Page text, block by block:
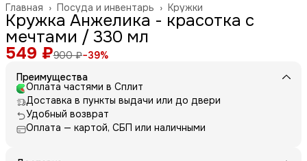
Кружки
Посуда и инвентарь ›
Главная ›
Кружка Анжелика - красотка с
мечтами / 330 мл
549 ₽900 ₽−39%
Преимущества
Оплата частями в Сплит
Доставка в пункты выдачи или до двери
Удобный возврат
Оплата — картой, СБП или наличными